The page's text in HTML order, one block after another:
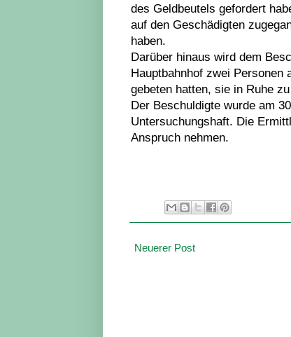
des Geldbeutels gefordert
auf den Geschädigten
haben.
Darüber hinaus wird dem
Hauptbahnhof zwei Personen
gebeten hatten, sie in Ruhe
Der Beschuldigte wurde am
Untersuchungshaft. Die
Anspruch nehmen.
Neuerer Post